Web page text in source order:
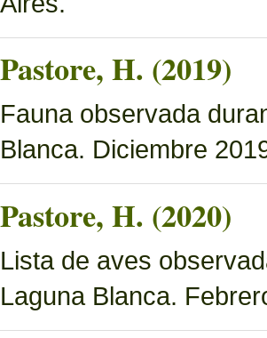
Pastore, H. (2019)
Fauna observada
Blanca. Diciembre
Pastore, H. (2020)
Lista de aves
Laguna Blanca.